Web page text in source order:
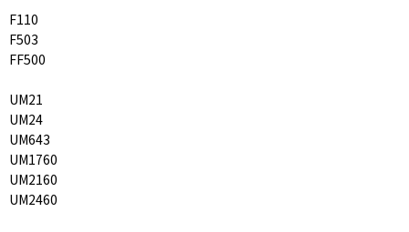
F110
F503
FF500
UM21
UM24
UM643
UM1760
UM2160
UM2460